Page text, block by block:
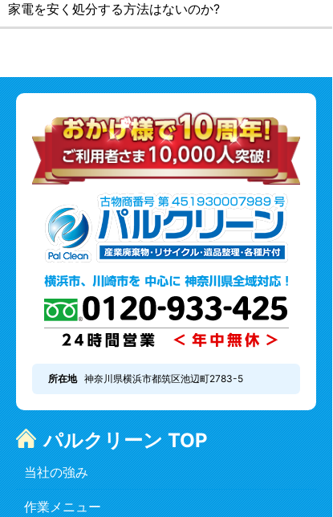
家電を安く処分する⽅法はないのか?
所在地 神奈川県横浜市都筑区池辺町2783-5
パルクリーン TOP
当社の強み
作業メニュー